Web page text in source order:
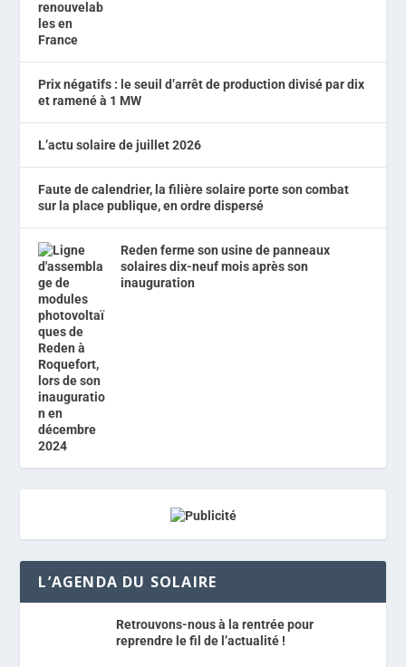
Prix négatifs : le seuil d’arrêt de production divisé par dix
et ramené à 1 MW
L’actu solaire de juillet 2026
Faute de calendrier, la filière solaire porte son combat
sur la place publique, en ordre dispersé
Reden ferme son usine de panneaux
solaires dix-neuf mois après son
inauguration
L’AGENDA DU SOLAIRE
Retrouvons-nous à la rentrée pour
reprendre le fil de l’actualité !